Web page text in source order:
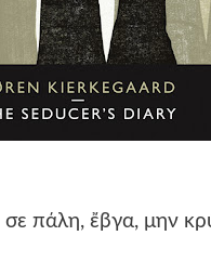
πάλη, ἔβγα, μην